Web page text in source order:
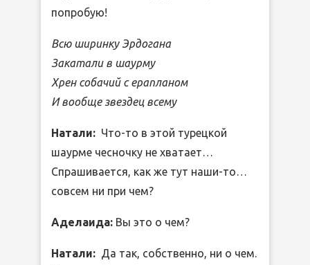
попробую!
Всю ширинку Эрдогана
Закатали в шаурму
Хрен собачий с ерапланом
И вообще звездец всему
Натали: Что-то в этой турецкой
шаурме чесночку не хватает…
Спрашивается, как же тут наши-то…
совсем ни при чем?
Аделаида: Вы это о чем?
Натали: Да так, собственно, ни о чем.